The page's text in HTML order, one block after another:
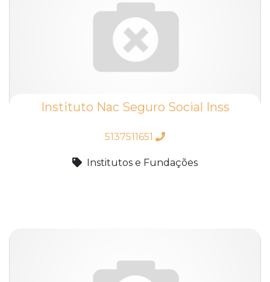
Instituto Nac Seguro Social Inss
5137511651
Institutos e Fundações